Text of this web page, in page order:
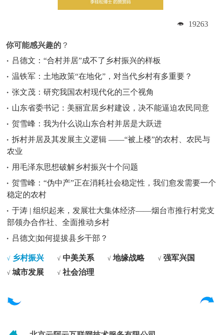
19263
你可能感兴趣的 ？
吕德文：“合村并居”成不了乡村振兴的样板
温铁军：土地政策“在地化”，对当代乡村有多重要？
张文茂：研究我国农村现代化的三个视角
山东省委书记：美丽宜居乡村建设，决不能逼迫农民同意
贺雪峰：我为什么说山东合村并居是大跃进
拆村并居及其发展主义逻辑 ——“被上楼”的农村、农民与
农业
用毛泽东思想破解乡村振兴十个问题
贺雪峰：“伪中产”正在消耗社会稳定性，我们愈发需要一个
稳定的农村
于涛 | 组织起来，发展壮大集体经济——烟台市推行村党支
部领办合作社、全面推动乡村
吕德文|如何提拔县乡干部？
√ 乡村振兴 √ 中美关系 √ 地缘战略 √ 强军兴国
√ 城市发展 √ 社会治理